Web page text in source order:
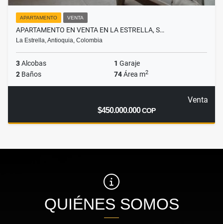
APARTAMENTO VENTA
APARTAMENTO EN VENTA EN LA ESTRELLA, S…
La Estrella, Antioquia, Colombia
3Alcobas 1 Garaje
2 Baños 74Área m2
Venta
$450.000.000COP
QUIÉNES SOMOS